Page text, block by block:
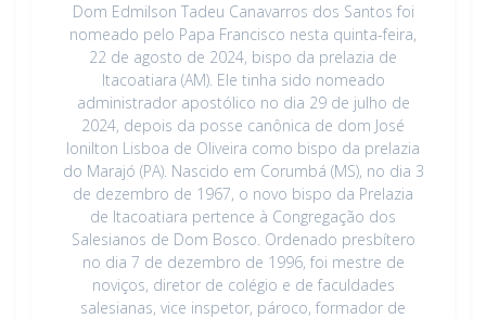
Dom Edmilson Tadeu Canavarros dos Santos foi
nomeado pelo Papa Francisco nesta quinta-feira,
22 de agosto de 2024, bispo da prelazia de
Itacoatiara (AM). Ele tinha sido nomeado
administrador apostólico no dia 29 de julho de
2024, depois da posse canônica de dom José
Ionilton Lisboa de Oliveira como bispo da prelazia
do Marajó (PA). Nascido em Corumbá (MS), no dia 3
de dezembro de 1967, o novo bispo da Prelazia
de Itacoatiara pertence à Congregação dos
Salesianos de Dom Bosco. Ordenado presbítero
no dia 7 de dezembro de 1996, foi mestre de
noviços, diretor de colégio e de faculdades
salesianas, vice inspetor, pároco, formador de